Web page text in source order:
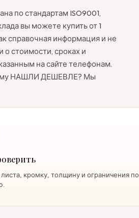
по стандартам ISO9001,
вы можете купить от 1
справочная информация и не
стоимости, сроках и
на сайте телефонам.
НАШЛИ ДЕШЕВЛЕ? Мы
кромку, толщину и ограничения по